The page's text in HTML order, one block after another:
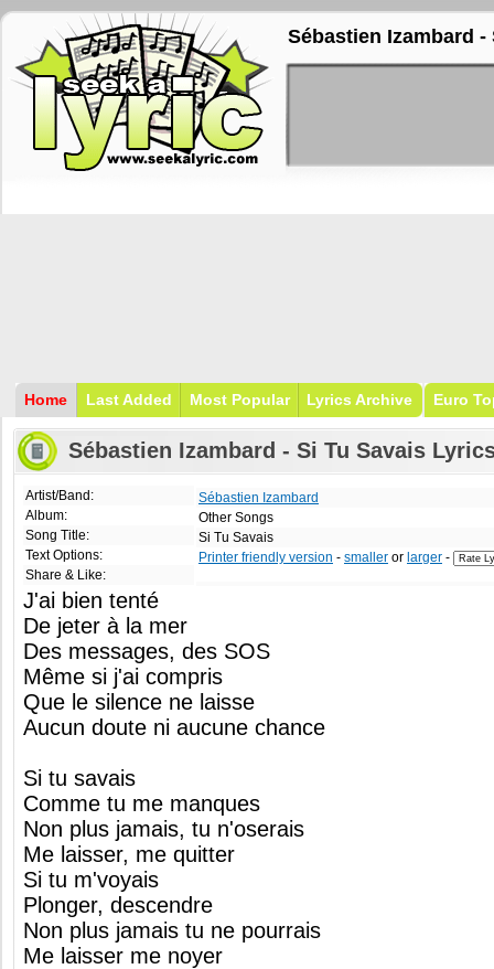
Sébastien Izambard
Home Last Added Most Popular Lyrics Archive Euro
Sébastien Izambard - Si Tu Savais
Artist/Band:
Album:
Song Title:
Text Options:
Share & Like:
Sébastien Izambard
Other Songs
Si Tu Savais
Printer friendly version - smaller or larger -
J'ai bien tenté
De jeter à la mer
Des messages, des SOS
Même si j'ai compris
Que le silence ne laisse
Aucun doute ni aucune chance
Si tu savais
Comme tu me manques
Non plus jamais, tu n'oserais
Me laisser, me quitter
Si tu m'voyais
Plonger, descendre
Non plus jamais tu ne pourrais
Me laisser me noyer